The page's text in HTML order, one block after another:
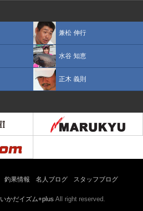
兼松 伸行
水谷 知恵
正木 義則
釣果情報 名人ブログ スタッフブログ
いかだイズム+plus All right reserved.